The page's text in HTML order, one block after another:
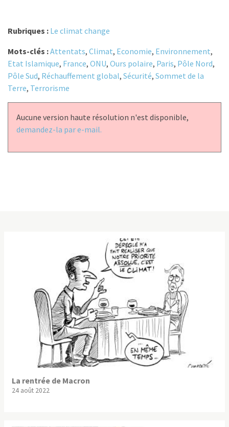
Rubriques : Le climat change
Mots-clés :Attentats, Climat, Economie, Environnement,
Etat Islamique, France, ONU, Ours polaire, Paris, Pôle Nord,
Pôle Sud, Réchauffement global, Sécurité, Sommet de la
Terre, Terrorisme
Aucune version haute résolution n'est disponible,
demandez-la par e-mail.
La rentrée de Macron
24 août 2022